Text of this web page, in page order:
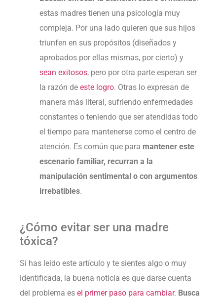
estas madres tienen una psicología muy
compleja. Por una lado quieren que sus hijos
triunfen en sus propósitos (diseñados y
aprobados por ellas mismas, por cierto) y
sean exitosos, pero por otra parte esperan ser
la razón de este logro. Otras lo expresan de
manera más literal, sufriendo enfermedades
constantes o teniendo que ser atendidas todo
el tiempo para mantenerse como el centro de
atención. Es común que para mantener este
escenario familiar, recurran a la
manipulación sentimental o con argumentos
irrebatibles.
¿Cómo evitar ser una madre
tóxica?
Si has leído este artículo y te sientes algo o muy
identificada, la buena noticia es que darse cuenta
del problema es el primer paso para cambiar. Busca